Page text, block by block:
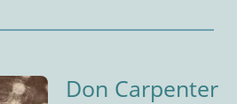
Don Carpenter